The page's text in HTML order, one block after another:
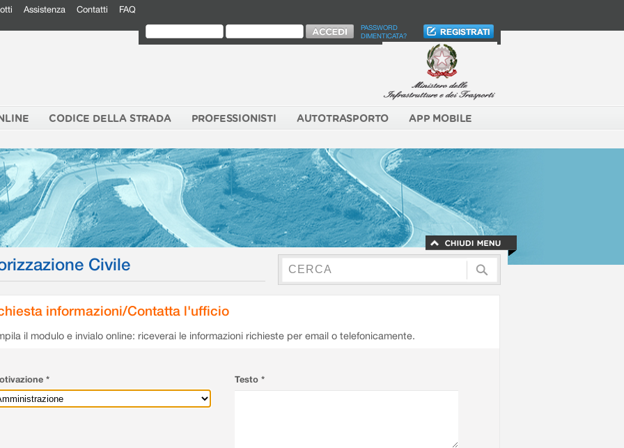
Assistenza Contatti FAQ
PASSWORD
DIMENTICATA?
CODICE DELLA STRADA PROFESSIONISTI AUTOTRASPORTO APP MOBILE
Civile
informazioni/Contatta l'ufficio
il modulo e invialo online: riceverai le informazioni richieste per email o telefonicamente.
* Testo *